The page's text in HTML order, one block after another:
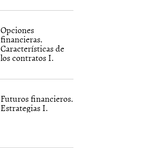
Opciones
financieras.
Características de
los contratos I.
Futuros financieros.
Estrategias I.